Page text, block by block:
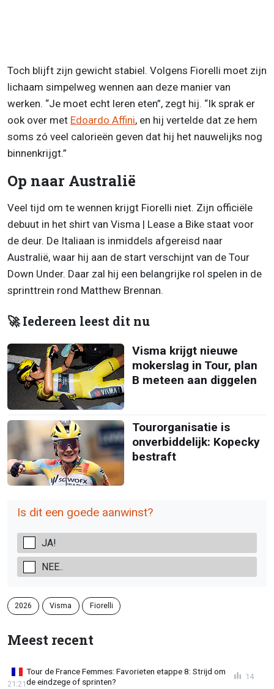
Toch blijft zijn gewicht stabiel. Volgens Fiorelli moet zijn
lichaam simpelweg wennen aan deze manier van
werken. “Je moet echt leren eten”, zegt hij. “Ik sprak er
ook over met Edoardo Affini, en hij vertelde dat ze hem
soms zó veel calorieën geven dat hij het nauwelijks nog
binnenkrijgt.”
Op naar Australië
Veel tijd om te wennen krijgt Fiorelli niet. Zijn officiële
debuut in het shirt van Visma | Lease a Bike staat voor
de deur. De Italiaan is inmiddels afgereisd naar
Australië, waar hij aan de start verschijnt van de Tour
Down Under. Daar zal hij een belangrijke rol spelen in de
sprinttrein rond Matthew Brennan.
🚀 Iedereen leest dit nu
Visma krijgt nieuwe
mokerslag in Tour, plan
B meteen aan diggelen
Tourorganisatie is
onverbiddelijk: Kopecky
bestraft
Is dit een goede aanwinst?
JA!
NEE..
2026 Visma Fiorelli
Meest recent
Tour de France Femmes: Favorieten etappe 8: Strijd om
de eindzege of sprinten?
21:21
14